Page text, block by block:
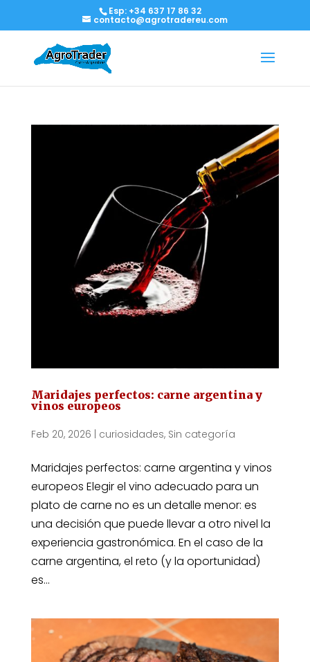
Esp: +34 637 17 86 32
contacto@agrotradereu.com
Maridajes perfectos: carne argentina y
vinos europeos
Feb 20, 2026 | curiosidades, Sin categoría
Maridajes perfectos: carne argentina y vinos
europeos Elegir el vino adecuado para un
plato de carne no es un detalle menor: es
una decisión que puede llevar a otro nivel la
experiencia gastronómica. En el caso de la
carne argentina, el reto (y la oportunidad)
es...